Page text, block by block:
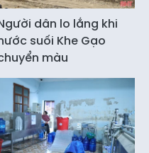
dân lo lắng khi
suối Khe Gạo
màu